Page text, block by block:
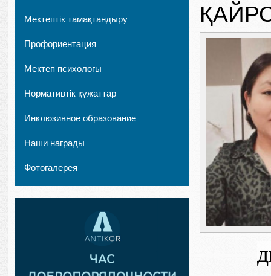
Мектептік тамақтандыру
Профориентация
Мектеп психологы
Нормативтік құжаттар
Инклюзивное образование
Наши награды
Фотогалерея